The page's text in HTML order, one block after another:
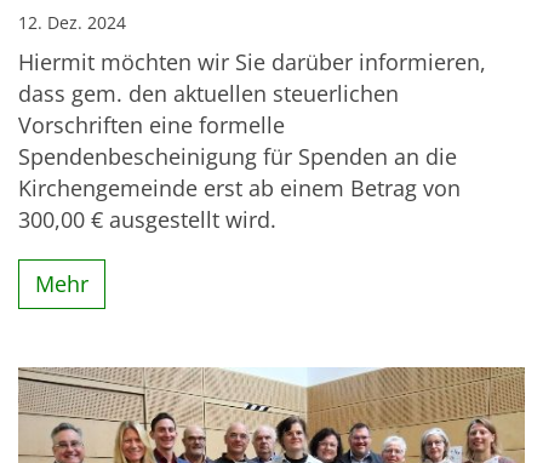
12. Dez. 2024
Hiermit möchten wir Sie darüber informieren,
dass gem. den aktuellen steuerlichen
Vorschriften eine formelle
Spendenbescheinigung für Spenden an die
Kirchengemeinde erst ab einem Betrag von
300,00 € ausgestellt wird.
Mehr